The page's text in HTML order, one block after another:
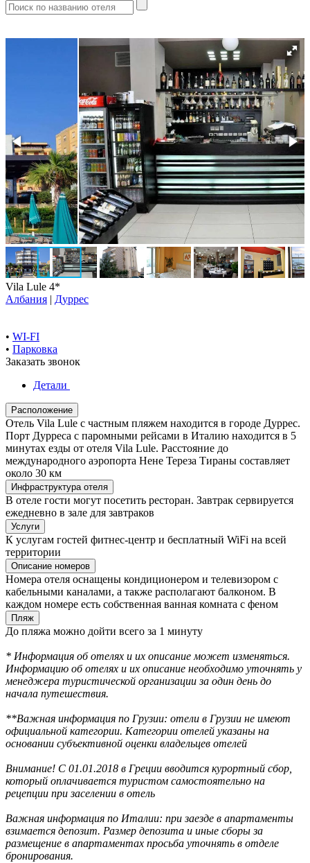
Vila Lule 4*
Албания | Дуррес
• WI-FI
• Парковка
Заказать звонок
Детали
Расположение
Отель Vila Lule с частным пляжем находится в городе Дуррес.
Порт Дурреса с паромными рейсами в Италию находится в 5
минутах езды от отеля Vila Lule. Расстояние до
международного аэропорта Нене Тереза Тираны составляет ​​
около 30 км
Инфраструктура отеля
В отеле гости могут посетить ресторан. Завтрак сервируется
ежедневно в зале для завтраков
Услуги
К услугам гостей фитнес-центр и бесплатный WiFi на всей
территории
Описание номеров
Номера отеля оснащены кондиционером и телевизором с
кабельными каналами, а также располагают балконом. В
каждом номере есть собственная ванная комната с феном
Пляж
До пляжа можно дойти всего за 1 минуту
* Информация об отелях и их описание может изменяться.
Информацию об отелях и их описание необходимо уточнять у
менеджера туристической организации за один день до
начала путешествия.
**Важная информация по Грузии: отели в Грузии не имеют
официальной категории. Категории отелей указаны на
основании субъективной оценки владельцев отелей
Внимание! С 01.01.2018 в Греции вводится курортный сбор,
который оплачивается туристом самостоятельно на
рецепции при заселении в отель
Важная информация по Италии: при заезде в апартаменты
взимается депозит. Размер депозита и иные сборы за
размещение в апартаментах просьба уточнять в отделе
бронирования.